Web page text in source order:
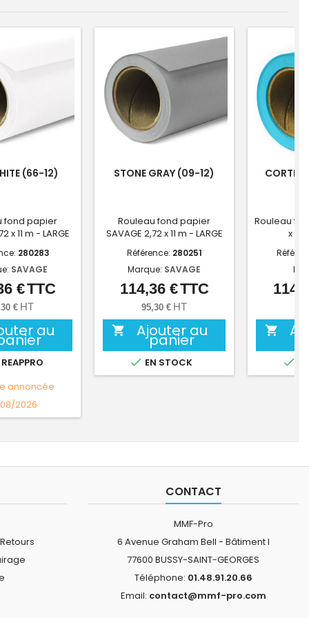
(66-12)
fond papier
x 11 m - LARGE
280283
SAVAGE
Prix
€TTC
€ HT
au
annoncée
2026
STONE GRAY (09-12)
Rouleau fond papier
SAVAGE 2,72 x 11 m - LARGE
Référence: 280251
Marque: SAVAGE
Prix
114,36 €TTC
95,30 € HT
 Ajouter au
panier
 EN STOCK
CORTEZ
Rouleau
x 11


CONTACT
MMF-Pro
6 Avenue Graham Bell - Bâtiment I
77600 BUSSY-SAINT-GEORGES
Téléphone: 01.48.91.20.66
Email: contact@mmf-pro.com